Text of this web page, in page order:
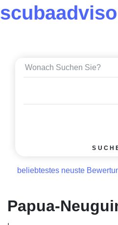
scuba
beliebtestes neuste
Papua-